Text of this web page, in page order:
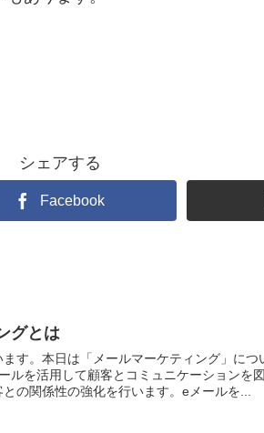
シェアする
Facebook
グとは
す。本日は「メールマーケティング」につ
ルを活用して顧客とコミュニケーションを
の関係性の強化を行います。eメールを...